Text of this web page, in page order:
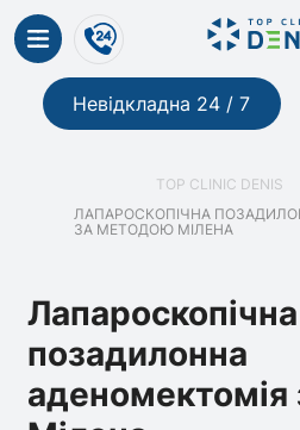
Невідкладна 24 / 7
TOP CLINIC DENIS
ЛАПАРОСКОПІЧНА
ЗА МЕТОДОЮ МІЛЕНА
Лапароскопічна
позадилонна